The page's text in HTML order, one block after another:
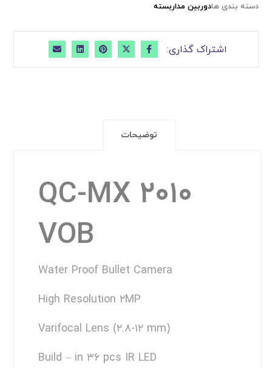
دسته بندی هادوربین مداربسته
توضیحات
QC-MX ۲۰۱۰
VOB
Water Proof Bullet Camera
High Resolution ۲MP
Varifocal Lens (۲.۸-۱۲ mm)
Build – in ۳۶ pcs IR LED